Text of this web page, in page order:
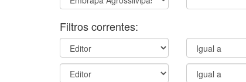
Filtros correntes: